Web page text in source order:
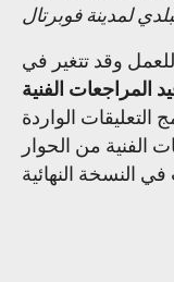
وقد تتغير في
المراجعات الفنية
التعليقات الواردة
الفنية من الحوار